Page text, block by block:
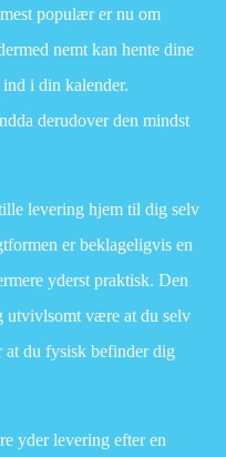
populær er nu om
nemt kan hente dine
i din kalender.
derudover den mindst
levering hjem til dig selv
er beklageligvis en
yderst praktisk. Den
utvivlsomt være at du selv
at du fysisk befinder dig
yder levering efter en